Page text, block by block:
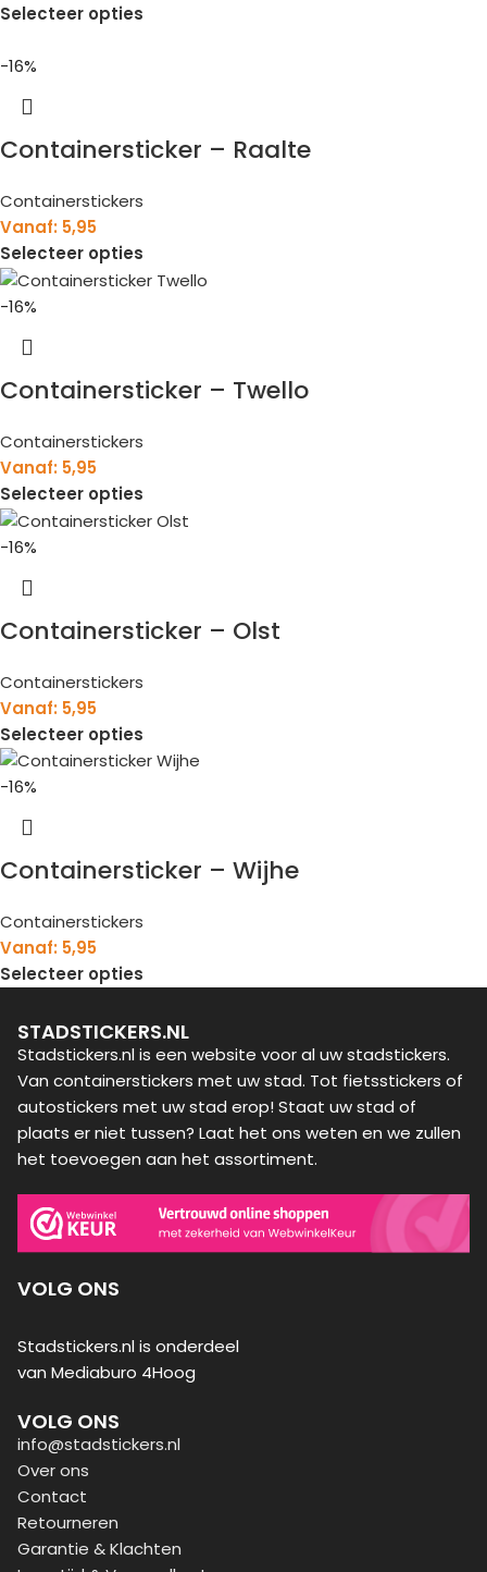
Selecteer opties
-16%
Containersticker – Raalte
Containerstickers
Vanaf: 5,95
Selecteer opties
-16%
Containersticker – Twello
Containerstickers
Vanaf: 5,95
Selecteer opties
-16%
Containersticker – Olst
Containerstickers
Vanaf: 5,95
Selecteer opties
-16%
Containersticker – Wijhe
Containerstickers
Vanaf: 5,95
Selecteer opties
STADSTICKERS.NL
Stadstickers.nl is een website voor al uw stadstickers.
Van containerstickers met uw stad. Tot fietsstickers of
autostickers met uw stad erop! Staat uw stad of
plaats er niet tussen? Laat het ons weten en we zullen
het toevoegen aan het assortiment.
VOLG ONS
Stadstickers.nl is onderdeel
van Mediaburo 4Hoog
VOLG ONS
info@stadstickers.nl
Over ons
Contact
Retourneren
Garantie & Klachten